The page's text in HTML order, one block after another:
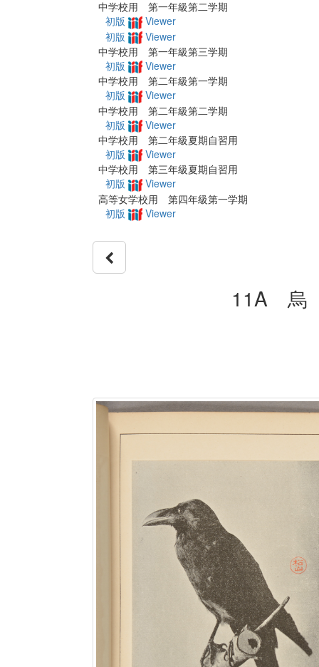
中学校用 第一年級第二学期
初版
Viewer
初版
Viewer
中学校用 第一年級第三学期
初版
Viewer
中学校用 第二年級第一学期
初版
Viewer
中学校用 第二年級第二学期
初版
Viewer
中学校用 第二年級夏期自習用
初版
Viewer
中学校用 第三年級夏期自習用
初版
Viewer
高等女学校用 第四年級第一学期
初版
Viewer
11A 烏